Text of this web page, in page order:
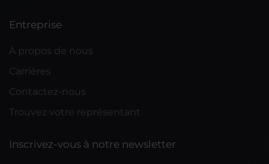
Entreprise
À propos de nous
Carrières
Contactez-nous
Trouvez votre représentant
Inscrivez-vous à notre newsletter